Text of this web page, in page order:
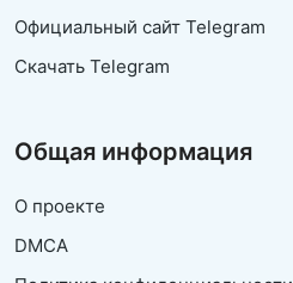
Официальный сайт Telegram
Скачать Telegram
Общая информация
О проекте
DMCA